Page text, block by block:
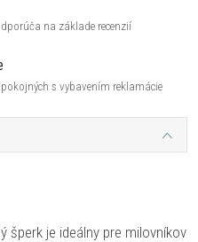
na základe recenzií
s vybavením reklamácie
šperk je ideálny pre milovníkov